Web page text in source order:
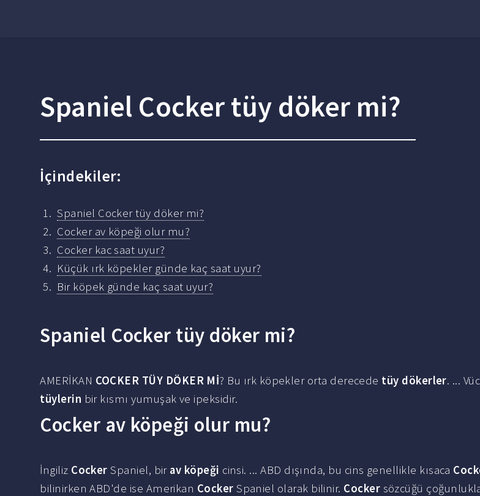
Spaniel Cocker tüy döker mi?
İçindekiler:
Spaniel Cocker tüy döker mi?
Cocker av köpeği olur mu?
Cocker kac saat uyur?
Küçük ırk köpekler günde kaç saat uyur?
Bir köpek günde kaç saat uyur?
Spaniel Cocker tüy döker mi?
AMERİKAN COCKER TÜY DÖKER Mİ? Bu ırk köpekler orta derecede tüy dökerler. ...
tüylerin bir kısmı yumuşak ve ipeksidir.
Cocker av köpeği olur mu?
İngiliz Cocker Spaniel, bir av köpeği cinsi. ... ABD dışında, bu cins genellikle kısaca
bilinirken ABD'de ise Amerikan Cocker Spaniel olarak bilinir. Cocker sözcüğü